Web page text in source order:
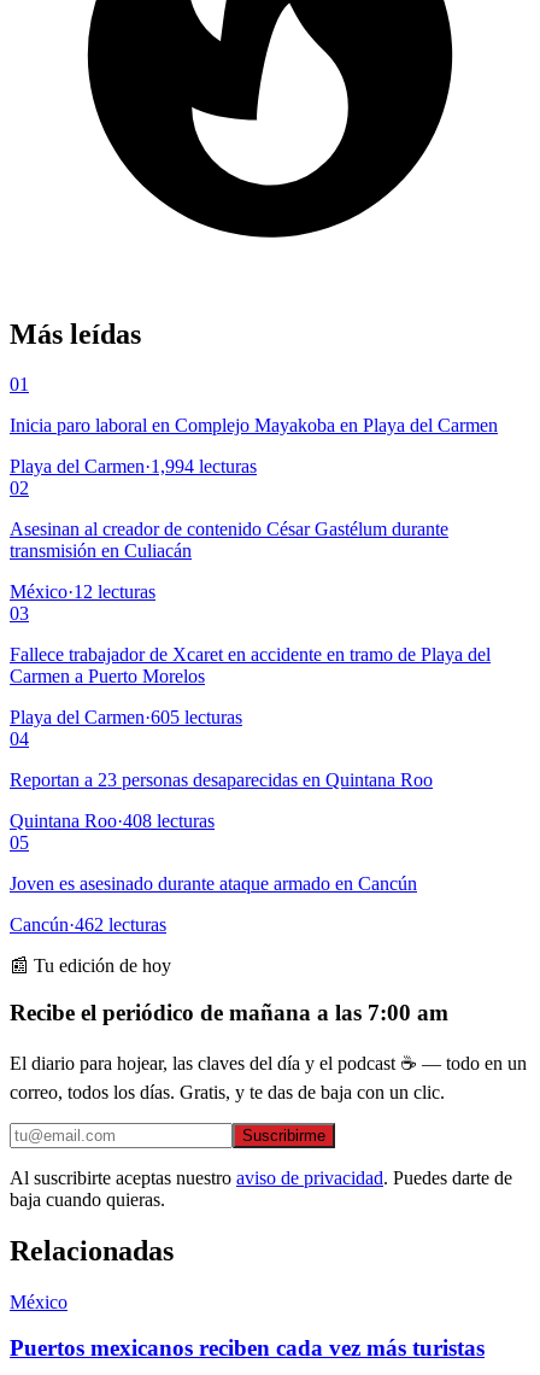
Más leídas
01
Inicia paro laboral en Complejo Mayakoba en Playa del Carmen
Playa del Carmen·1,994 lecturas
02
Asesinan al creador de contenido César Gastélum durante
transmisión en Culiacán
México·12 lecturas
03
Fallece trabajador de Xcaret en accidente en tramo de Playa del
Carmen a Puerto Morelos
Playa del Carmen·605 lecturas
04
Reportan a 23 personas desaparecidas en Quintana Roo
Quintana Roo·408 lecturas
05
Joven es asesinado durante ataque armado en Cancún
Cancún·462 lecturas
📰 Tu edición de hoy
Recibe el periódico de mañana a las 7:00 am
El diario para hojear, las claves del día y el podcast ☕ — todo en un
correo, todos los días. Gratis, y te das de baja con un clic.
Suscribirme
Al suscribirte aceptas nuestro aviso de privacidad. Puedes darte de
baja cuando quieras.
Relacionadas
México
Puertos mexicanos reciben cada vez más turistas